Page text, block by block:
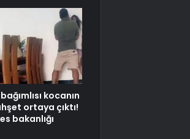
kocanın
ortaya çıktı!
bakanlığı